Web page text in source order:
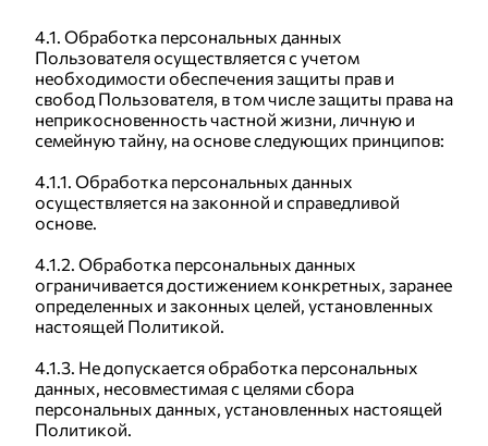
4.1. Обработка персональных данных
Пользователя осуществляется с учетом
необходимости обеспечения защиты прав и
свобод Пользователя, в том числе защиты права на
неприкосновенность частной жизни, личную и
семейную тайну, на основе следующих принципов:
4.1.1. Обработка персональных данных
осуществляется на законной и справедливой
основе.
4.1.2. Обработка персональных данных
ограничивается достижением конкретных, заранее
определенных и законных целей, установленных
настоящей Политикой.
4.1.3. Не допускается обработка персональных
данных, несовместимая с целями сбора
персональных данных, установленных настоящей
Политикой.